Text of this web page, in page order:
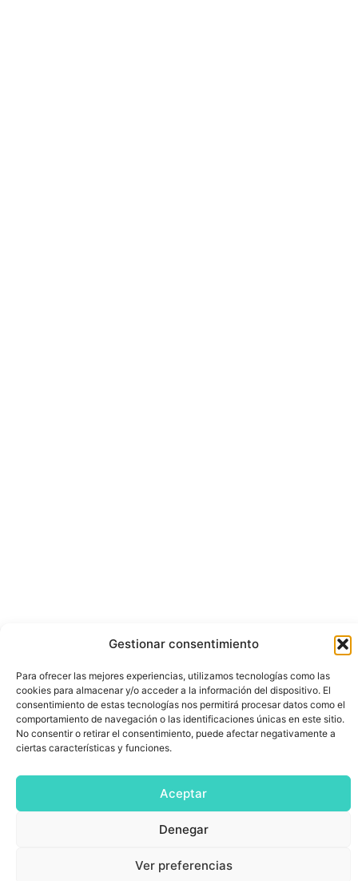
Gestionar consentimiento
Para ofrecer las mejores experiencias, utilizamos tecnologías como las
cookies para almacenar y/o acceder a la información del dispositivo. El
consentimiento de estas tecnologías nos permitirá procesar datos como el
comportamiento de navegación o las identificaciones únicas en este sitio.
No consentir o retirar el consentimiento, puede afectar negativamente a
ciertas características y funciones.
Aceptar
Denegar
Ver preferencias